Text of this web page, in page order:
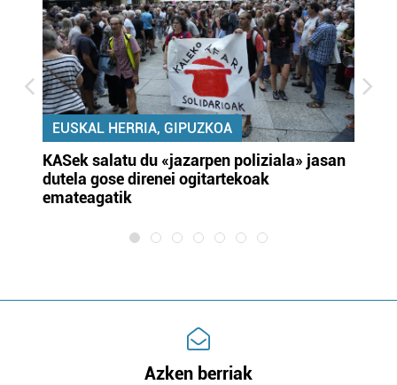
EUSKAL HERRIA, GIPUZKOA
KASek salatu du «jazarpen poliziala» jasan
dutela gose direnei ogitartekoak
emateagatik
Azken berriak